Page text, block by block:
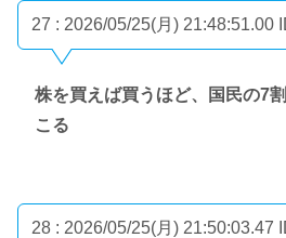
27 : 2026/05/25(月) 21:48:51.00
株を買えば買うほど、国民の7
こる
28 : 2026/05/25(月) 21:50:03.47